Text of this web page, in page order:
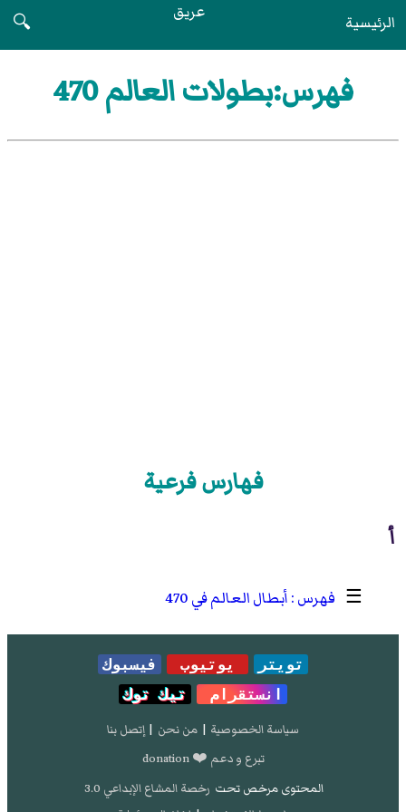
الرئيسية عريق
🔍
فهرس:بطولات العالم 470
فهارس فرعية
أ
☰ أبطال العالم في 470
تويتر يوتيوب
فيسبوك
انستقرام
تيك توك
سياسة الخصوصية | من نحن | إتصل بنا
تبرع و دعم ❤️ donation
المحتوى مرخص تحت رخصة المشاع الإبداعي 3.0